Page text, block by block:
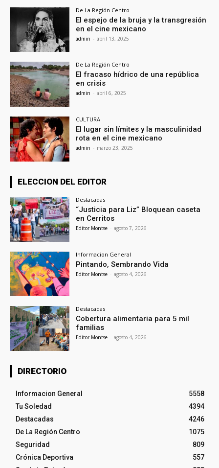
De La Región Centro
El espejo de la bruja y la transgresión
en el cine mexicano
admin - abril 13, 2025
De La Región Centro
El fracaso hídrico de una república
en crisis
admin - abril 6, 2025
CULTURA
El lugar sin límites y la masculinidad
rota en el cine mexicano
admin - marzo 23, 2025
ELECCION DEL EDITOR
Destacadas
“Justicia para Liz” Bloquean caseta
en Cerritos
Editor Montse - agosto 7, 2026
Informacion General
Pintando, Sembrando Vida
Editor Montse - agosto 4, 2026
Destacadas
Cobertura alimentaria para 5 mil
familias
Editor Montse - agosto 4, 2026
DIRECTORIO
Informacion General
5558
Tu Soledad
4394
Destacadas
4246
De La Región Centro
1075
Seguridad
809
Crónica Deportiva
557